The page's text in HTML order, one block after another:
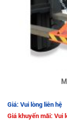
Giá: Vui lòng liên hệ
Giá khuyến mãi: Vui